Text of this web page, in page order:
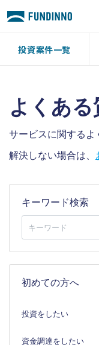
投資案件一覧
よくある
サービスに関するよ
解決しない場合は、
キーワード検索
初めての方へ
投資をしたい
資金調達をしたい